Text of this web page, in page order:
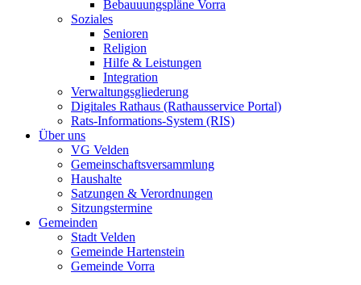
Bebauuungspläne Vorra
Soziales
Senioren
Religion
Hilfe & Leistungen
Integration
Verwaltungsgliederung
Digitales Rathaus (Rathausservice Portal)
Rats-Informations-System (RIS)
Über uns
VG Velden
Gemeinschaftsversammlung
Haushalte
Satzungen & Verordnungen
Sitzungstermine
Gemeinden
Stadt Velden
Gemeinde Hartenstein
Gemeinde Vorra